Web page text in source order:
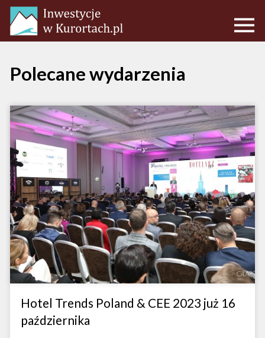
Polecane wydarzenia
Hotel Trends Poland & CEE 2023 już 16
października